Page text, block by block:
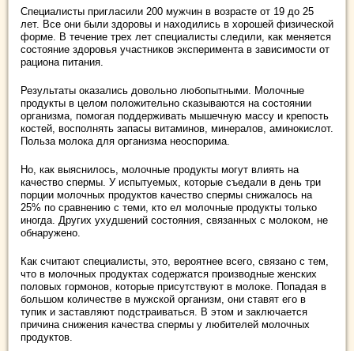
Специалисты пригласили 200 мужчин в возрасте от 19 до 25
лет. Все они были здоровы и находились в хорошей физической
форме. В течение трех лет специалисты следили, как меняется
состояние здоровья участников эксперимента в зависимости от
рациона питания.
Результаты оказались довольно любопытными. Молочные
продукты в целом положительно сказываются на состоянии
организма, помогая поддерживать мышечную массу и крепость
костей, восполнять запасы витаминов, минералов, аминокислот.
Польза молока для организма неоспорима.
Но, как выяснилось, молочные продукты могут влиять на
качество спермы. У испытуемых, которые съедали в день три
порции молочных продуктов качество спермы снижалось на
25% по сравнению с теми, кто ел молочные продукты только
иногда. Других ухудшений состояния, связанных с молоком, не
обнаружено.
Как считают специалисты, это, вероятнее всего, связано с тем,
что в молочных продуктах содержатся производные женских
половых гормонов, которые присутствуют в молоке. Попадая в
большом количестве в мужской организм, они ставят его в
тупик и заставляют подстраиваться. В этом и заключается
причина снижения качества спермы у любителей молочных
продуктов.